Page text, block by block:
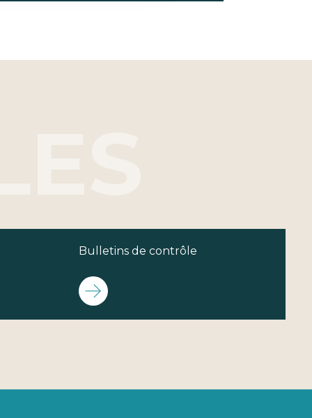
Bulletins de contrôle